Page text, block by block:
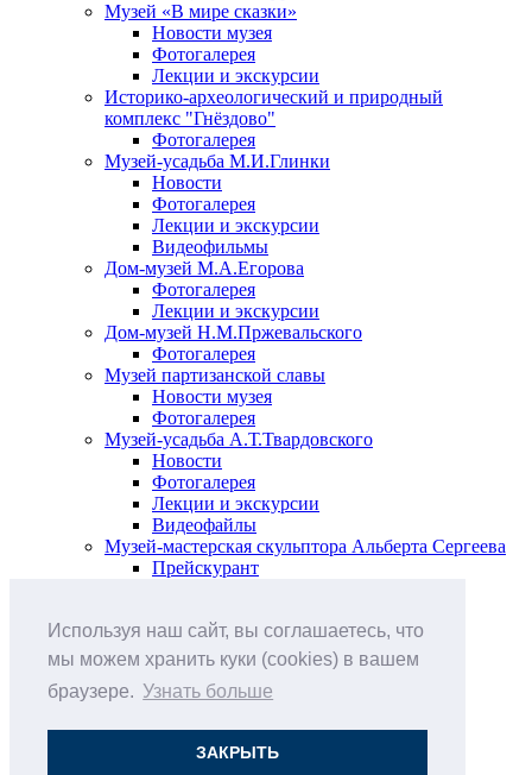
Используя наш сайт, вы соглашаетесь, что
мы можем хранить куки (cookies) в вашем
браузере. Узнать больше
ЗАКРЫТЬ
Музей «В мире сказки»
Новости музея
Фотогалерея
Лекции и экскурсии
Историко-археологический и природный
комплекс "Гнёздово"
Фотогалерея
Музей-усадьба М.И.Глинки
Новости
Фотогалерея
Лекции и экскурсии
Видеофильмы
Дом-музей М.А.Егорова
Фотогалерея
Лекции и экскурсии
Дом-музей Н.М.Пржевальского
Фотогалерея
Музей партизанской славы
Новости музея
Фотогалерея
Музей-усадьба А.Т.Твардовского
Новости
Фотогалерея
Лекции и экскурсии
Видеофайлы
Музей-мастерская скульптора Альберта Сергеева
Прейскурант
Анонс мероприятий
Виртуальные выставки
О музее
Друзья музея